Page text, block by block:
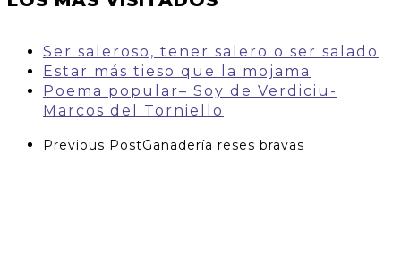
Ser saleroso, tener salero o ser salado
Estar más tieso que la mojama
Poema popular– Soy de Verdiciu-
Marcos del Torniello
Previous PostGanadería reses bravas